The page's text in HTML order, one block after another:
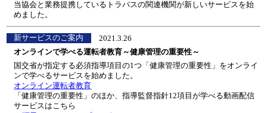
当協会と業務提携しているトラバスの関連機関が新しいサービスを始
めました。
新サービスのご案内
2021.3.26
オンラインで学べる運転者教育～健康管理の重要性～
国交省が指定する必須指導項目の1つ「健康管理の重要性」をオンライ
ンで学べるサービスを始めました。
オンライン運転者教育
「健康管理の重要性」のほか、指導監督指針12項目が学べる動画配信
サービスはこちら